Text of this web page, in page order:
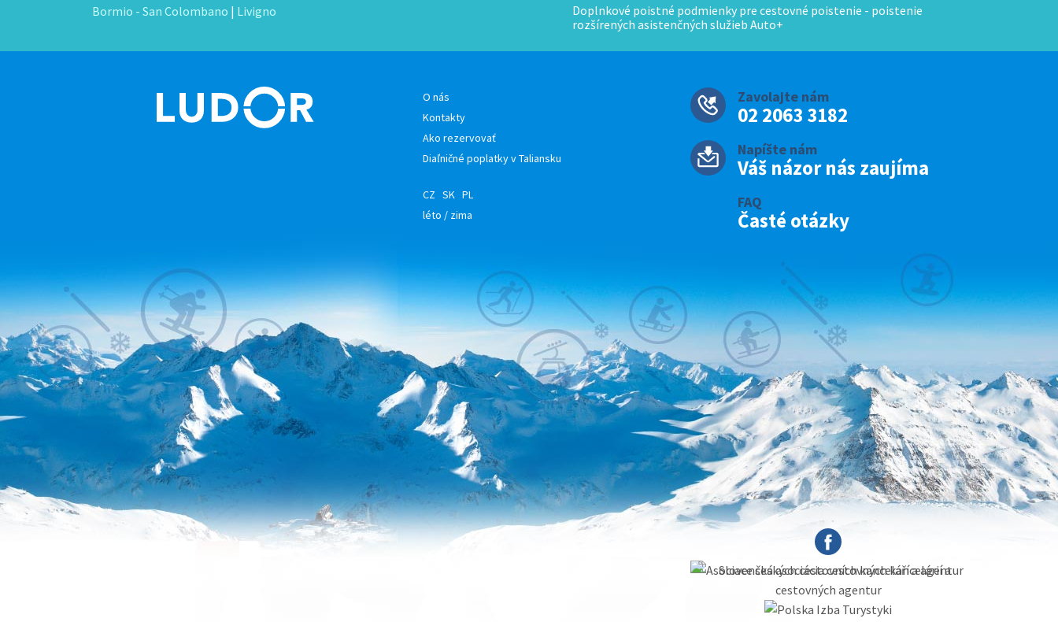
Bormio - San Colombano | Livigno
Doplnkové poistné podmienky pre cestovné poistenie - poistenie
rozšírených asistenčných služieb Auto+
O nás
Kontakty
Ako rezervovať
Diaľničné poplatky v Taliansku
CZ SK PL
léto / zima
Zavolajte nám
02 2063 3182
Napíšte nám
Váš názor nás zaujíma
FAQ
Časté otázky